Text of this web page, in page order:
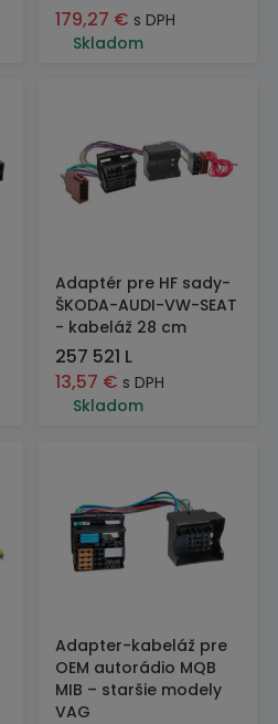
179,27 € s DPH
Skladom
Adaptér pre HF sady-
ŠKODA-AUDI-VW-SEAT
- kabeláž 28 cm
257 521 L
13,57 € s DPH
Skladom
Adapter-kabeláž pre
OEM autorádio MQB
MIB – staršie modely
VAG